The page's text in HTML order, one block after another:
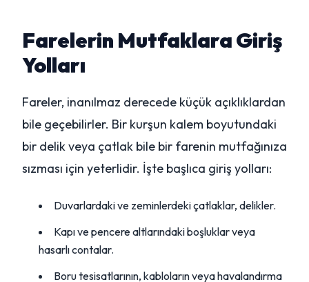
Farelerin Mutfaklara Giriş
Yolları
Fareler, inanılmaz derecede küçük açıklıklardan
bile geçebilirler. Bir kurşun kalem boyutundaki
bir delik veya çatlak bile bir farenin mutfağınıza
sızması için yeterlidir. İşte başlıca giriş yolları:
Duvarlardaki ve zeminlerdeki çatlaklar, delikler.
Kapı ve pencere altlarındaki boşluklar veya
hasarlı contalar.
Boru tesisatlarının, kabloların veya havalandırma